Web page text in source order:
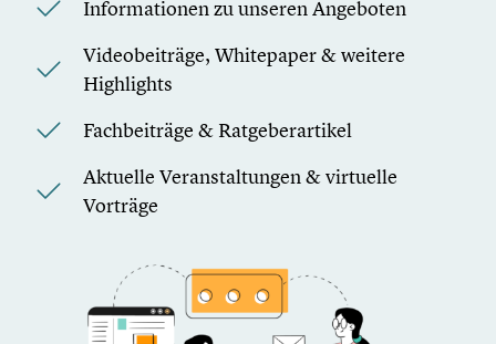
Informationen zu unseren Angeboten
Videobeiträge, Whitepaper & weitere
Highlights
Fachbeiträge & Ratgeberartikel
Aktuelle Veranstaltungen & virtuelle
Vorträge